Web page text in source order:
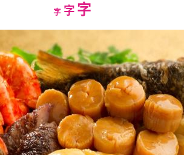
字Decrease
字Reset
字Increase
font
size.